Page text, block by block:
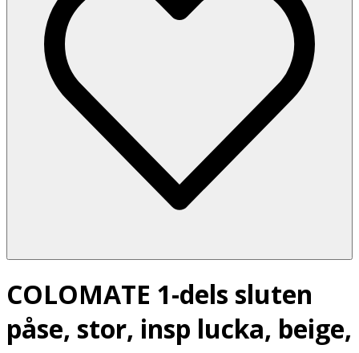
COLOMATE 1-dels sluten
påse, stor, insp lucka, beige,